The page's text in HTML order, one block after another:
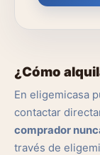
¿Cómo
En eligemicasa
contactar
comprador
través de